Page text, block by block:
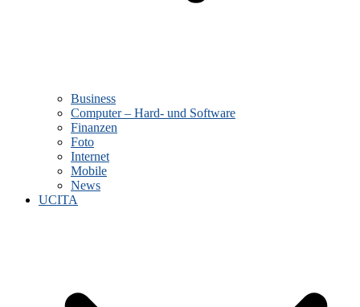
Business
Computer – Hard- und Software
Finanzen
Foto
Internet
Mobile
News
UCITA